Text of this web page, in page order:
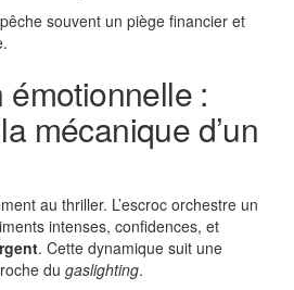
souvent un piège financier et
:
mécanique d’un
au thriller. L’escroc orchestre un
intenses, confidences, et
. Cette dynamique suit une
du gaslighting.